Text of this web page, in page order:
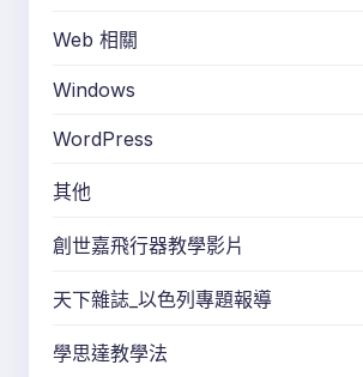
Web 相關
Windows
WordPress
其他
創世嘉飛行器教學影片
天下雜誌_以色列專題報導
學思達教學法